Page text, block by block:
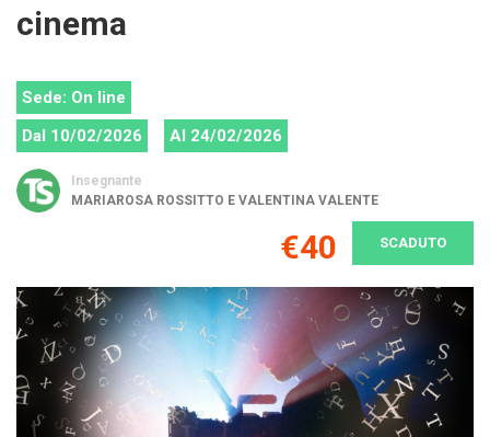
cinema
Sede: On line
Dal 10/02/2026
Al 24/02/2026
Insegnante
MARIAROSA ROSSITTO E VALENTINA VALENTE
€40 SCADUTO